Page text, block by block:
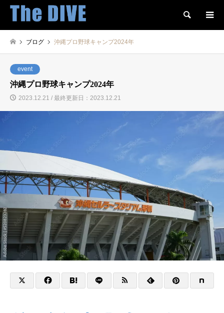
検索
ブログ 沖縄プロ野球キャンプ2024年
event
沖縄プロ野球キャンプ2024年
2023.12.21 / 最終更新日：2023.12.21